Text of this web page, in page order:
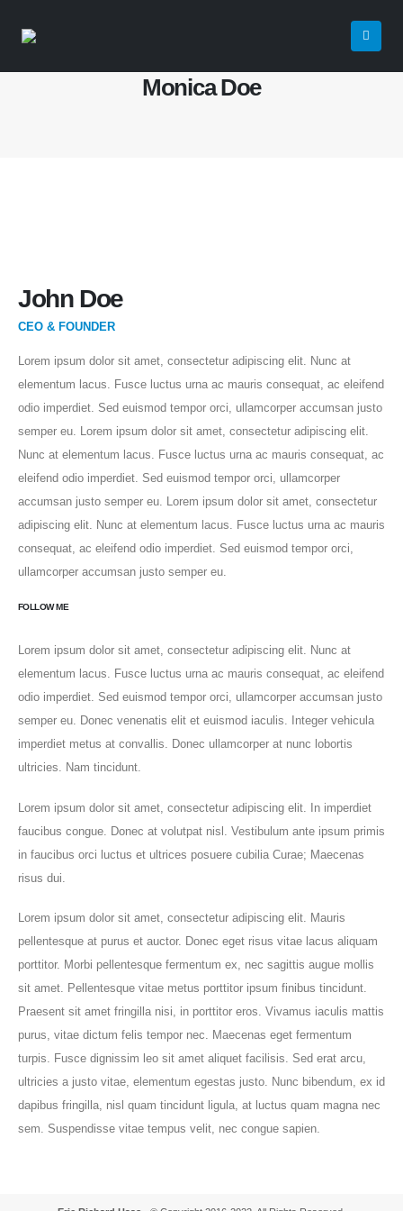
Monica Doe
John Doe
CEO & FOUNDER
Lorem ipsum dolor sit amet, consectetur adipiscing elit. Nunc at
elementum lacus. Fusce luctus urna ac mauris consequat, ac eleifend
odio imperdiet. Sed euismod tempor orci, ullamcorper accumsan justo
semper eu. Lorem ipsum dolor sit amet, consectetur adipiscing elit.
Nunc at elementum lacus. Fusce luctus urna ac mauris consequat, ac
eleifend odio imperdiet. Sed euismod tempor orci, ullamcorper
accumsan justo semper eu. Lorem ipsum dolor sit amet, consectetur
adipiscing elit. Nunc at elementum lacus. Fusce luctus urna ac mauris
consequat, ac eleifend odio imperdiet. Sed euismod tempor orci,
ullamcorper accumsan justo semper eu.
FOLLOW ME
Lorem ipsum dolor sit amet, consectetur adipiscing elit. Nunc at
elementum lacus. Fusce luctus urna ac mauris consequat, ac eleifend
odio imperdiet. Sed euismod tempor orci, ullamcorper accumsan justo
semper eu. Donec venenatis elit et euismod iaculis. Integer vehicula
imperdiet metus at convallis. Donec ullamcorper at nunc lobortis
ultricies. Nam tincidunt.
Lorem ipsum dolor sit amet, consectetur adipiscing elit. In imperdiet
faucibus congue. Donec at volutpat nisl. Vestibulum ante ipsum primis
in faucibus orci luctus et ultrices posuere cubilia Curae; Maecenas
risus dui.
Lorem ipsum dolor sit amet, consectetur adipiscing elit. Mauris
pellentesque at purus et auctor. Donec eget risus vitae lacus aliquam
porttitor. Morbi pellentesque fermentum ex, nec sagittis augue mollis
sit amet. Pellentesque vitae metus porttitor ipsum finibus tincidunt.
Praesent sit amet fringilla nisi, in porttitor eros. Vivamus iaculis mattis
purus, vitae dictum felis tempor nec. Maecenas eget fermentum
turpis. Fusce dignissim leo sit amet aliquet facilisis. Sed erat arcu,
ultricies a justo vitae, elementum egestas justo. Nunc bibendum, ex id
dapibus fringilla, nisl quam tincidunt ligula, at luctus quam magna nec
sem. Suspendisse vitae tempus velit, nec congue sapien.